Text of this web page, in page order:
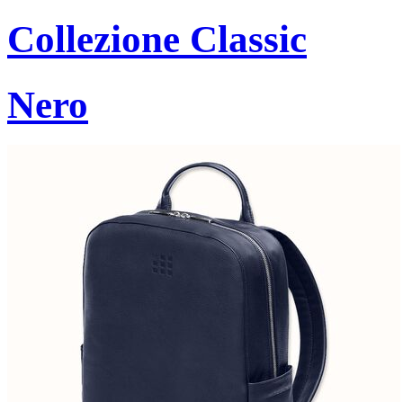
Collezione Classic
Nero